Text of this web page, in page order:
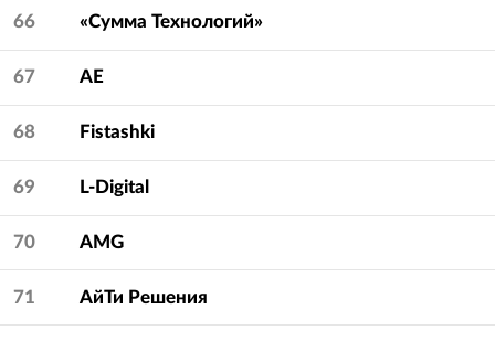
66 «Сумма Технологий»
67 АЕ
68 Fistashki
69 L-Digital
70 AMG
71 АйТи Решения